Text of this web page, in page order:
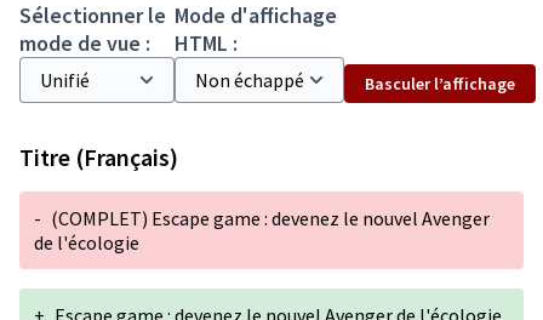
Sélectionner le
mode de vue :
Mode d'affichage
HTML :
Basculer l’affichage
Titre (Français)
- (COMPLET) Escape game : devenez le nouvel Avenger
de l'écologie
+ Escape game : devenez le nouvel Avenger de l'écologie